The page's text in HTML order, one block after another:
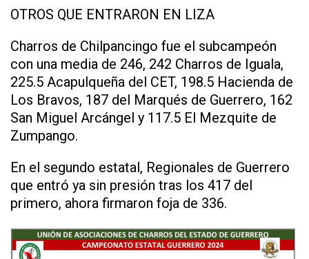
OTROS QUE ENTRARON EN LIZA
Charros de Chilpancingo fue el subcampeón
con una media de 246, 242 Charros de Iguala,
225.5 Acapulqueña del CET, 198.5 Hacienda de
Los Bravos, 187 del Marqués de Guerrero, 162
San Miguel Arcángel y 117.5 El Mezquite de
Zumpango.
En el segundo estatal, Regionales de Guerrero
que entró ya sin presión tras los 417 del
primero, ahora firmaron foja de 336.